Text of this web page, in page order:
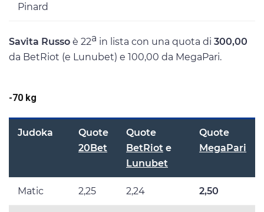
Pinard
Savita Russo è 22a in lista con una quota di 300,00
da BetRiot (e Lunubet) e 100,00 da MegaPari.
-70 kg
Judoka
Quote
20Bet
Quote
BetRiot e
Lunubet
Quote
MegaPari
Matic 2,25 2,24 2,50